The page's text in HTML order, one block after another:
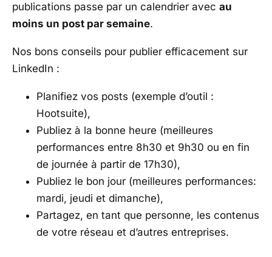
publications passe par un calendrier avec au
moins un post par semaine.
Nos bons conseils pour publier efficacement sur
LinkedIn :
Planifiez vos posts (exemple d’outil :
Hootsuite),
Publiez à la bonne heure (meilleures
performances entre 8h30 et 9h30 ou en fin
de journée à partir de 17h30),
Publiez le bon jour (meilleures performances:
mardi, jeudi et dimanche),
Partagez, en tant que personne, les contenus
de votre réseau et d’autres entreprises.